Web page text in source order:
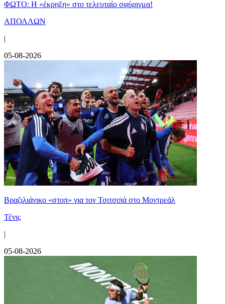
ΦΩΤΟ: Η «έκρηξη» στο τελευταίο σφύριγμα!
ΑΠΟΛΛΩΝ
|
05-08-2026
Βραζιλιάνικο «στοπ» για τον Τσιτσιπά στο Μοντρεάλ
Τένις
|
05-08-2026